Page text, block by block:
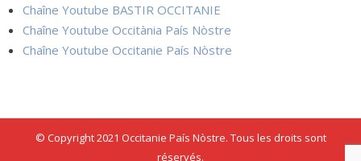
Chaîne Youtube BASTIR OCCITANIE
Chaîne Youtube Occitània País Nòstre
Chaîne Youtube Occitanie País Nòstre
© Copyright 2021 Occitanie País Nòstre. Tous les droits sont
réservés.